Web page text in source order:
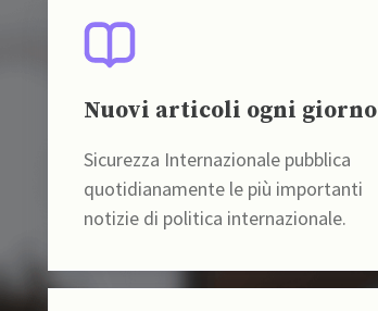
Nuovi articoli ogni giorno
Sicurezza Internazionale pubblica
quotidianamente le più importanti
notizie di politica internazionale.